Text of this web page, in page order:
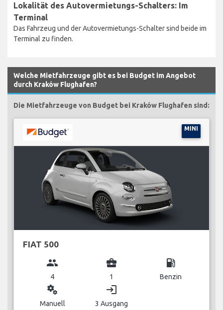
Lokalität des Autovermietungs-Schalters: Im
Terminal
Das Fahrzeug und der Autovermietungs-Schalter sind beide im
Terminal zu finden.
Welche Mietfahrzeuge gibt es bei Budget im Angebot
durch Kraków Flughafen?
Die Mietfahrzeuge von Budget bei Kraków Flughafen sind:
MINI
FIAT 500
group
4
business_center
1
local_gas_station
Benzin
miscellaneous_services
Manuell
login
3 Ausgang